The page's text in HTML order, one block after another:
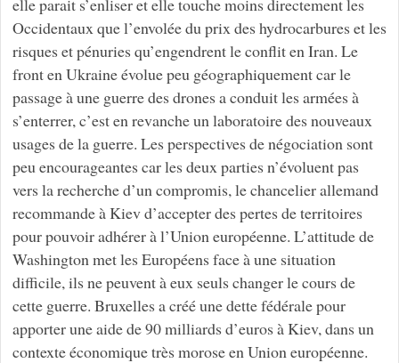
Occidentaux que l’envolée du prix des hydrocarbures et les
risques et pénuries qu’engendrent le conflit en Iran. Le
front en Ukraine évolue peu géographiquement car le
passage à une guerre des drones a conduit les armées à
s’enterrer, c’est en revanche un laboratoire des nouveaux
usages de la guerre. Les perspectives de négociation sont
peu encourageantes car les deux parties n’évoluent pas
vers la recherche d’un compromis, le chancelier allemand
recommande à Kiev d’accepter des pertes de territoires
pour pouvoir adhérer à l’Union européenne. L’attitude de
Washington met les Européens face à une situation
difficile, ils ne peuvent à eux seuls changer le cours de
cette guerre. Bruxelles a créé une dette fédérale pour
apporter une aide de 90 milliards d’euros à Kiev, dans un
contexte économique très morose en Union européenne.